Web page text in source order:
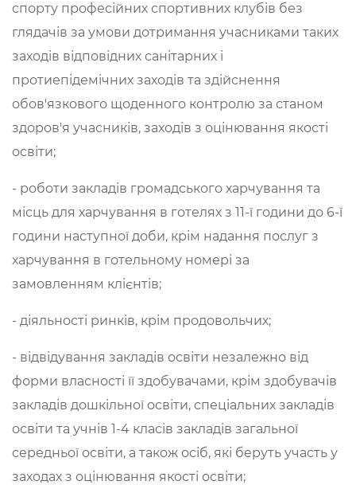
спорту професійних спортивних клубів без
глядачів за умови дотримання учасниками таких
заходів відповідних санітарних і
протиепідемічних заходів та здійснення
обов'язкового щоденного контролю за станом
здоров'я учасників, заходів з оцінювання якості
освіти;
- роботи закладів громадського харчування та
місць для харчування в готелях з 11-ї години до 6-ї
години наступної доби, крім надання послуг з
харчування в готельному номері за
замовленням клієнтів;
- діяльності ринків, крім продовольчих;
- відвідування закладів освіти незалежно від
форми власності її здобувачами, крім здобувачів
закладів дошкільної освіти, спеціальних закладів
освіти та учнів 1-4 класів закладів загальної
середньої освіти, а також осіб, які беруть участь у
заходах з оцінювання якості освіти;